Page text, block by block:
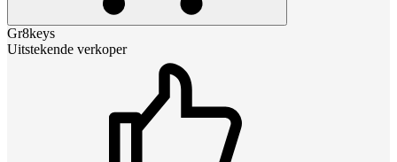
Gr8keys
Uitstekende verkoper